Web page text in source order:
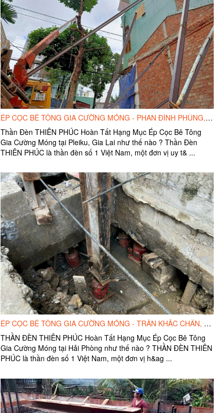
ÉP CỌC BÊ TÔNG GIA CƯỜNG MÓNG - PHAN ĐÌNH PHÙNG, TP. PLEIKU, TĨNH GIA LAI
Thần Đèn THIÊN PHÚC Hoàn Tất Hạng Mục Ép Cọc Bê Tông
Gia Cường Móng tại Pleiku, Gia Lai như thế nào ? Thần Đèn
THIÊN PHÚC là thần đèn số 1 Việt Nam, một đơn vị uy t& ...
ÉP CỌC BÊ TÔNG GIA CƯỜNG MÓNG - TRẦN KHẮC CHÂN, TP. HẢI PHÒNG
THẦN ĐÈN THIÊN PHÚC Hoàn Tất Hạng Mục Ép Cọc Bê Tông
Gia Cường Móng tại Hải Phòng như thế nào ? THẦN ĐÈN THIÊN
PHÚC là thần đèn số 1 Việt Nam, một đơn vị h&ag ...